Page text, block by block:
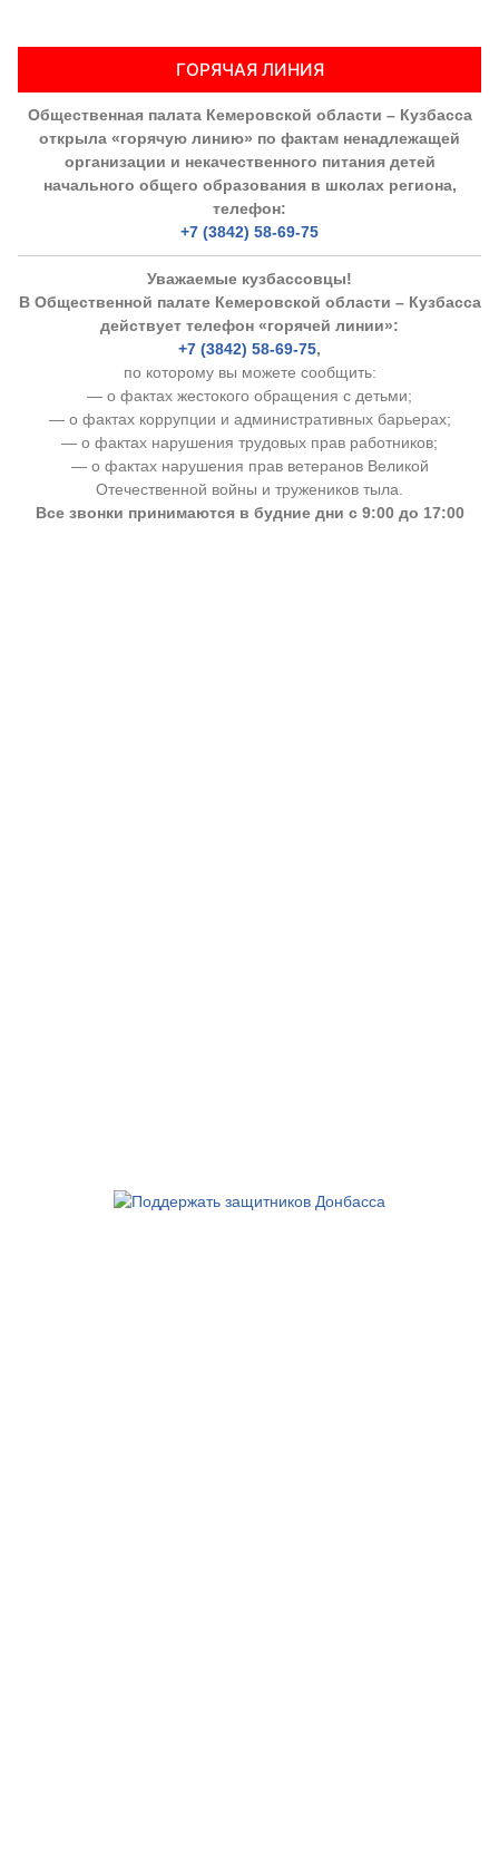
ГОРЯЧАЯ ЛИНИЯ
Общественная палата Кемеровской области – Кузбасса
открыла «горячую линию» по фактам ненадлежащей
организации и некачественного питания детей
начального общего образования в школах региона,
телефон:
+7 (3842) 58-69-75
Уважаемые кузбассовцы!
В Общественной палате Кемеровской области – Кузбасса
действует телефон «горячей линии»:
+7 (3842) 58-69-75,
по которому вы можете сообщить:
— о фактах жестокого обращения с детьми;
— о фактах коррупции и административных барьерах;
— о фактах нарушения трудовых прав работников;
— о фактах нарушения прав ветеранов Великой
Отечественной войны и тружеников тыла.
Все звонки принимаются в будние дни с 9:00 до 17:00